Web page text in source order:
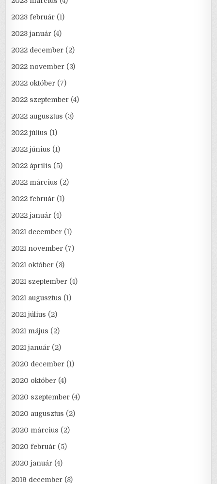
2023 február (1)
2023 január (4)
2022 december (2)
2022 november (3)
2022 október (7)
2022 szeptember (4)
2022 augusztus (3)
2022 július (1)
2022 június (1)
2022 április (5)
2022 március (2)
2022 február (1)
2022 január (4)
2021 december (1)
2021 november (7)
2021 október (3)
2021 szeptember (4)
2021 augusztus (1)
2021 július (2)
2021 május (2)
2021 január (2)
2020 december (1)
2020 október (4)
2020 szeptember (4)
2020 augusztus (2)
2020 március (2)
2020 február (5)
2020 január (4)
2019 december (8)